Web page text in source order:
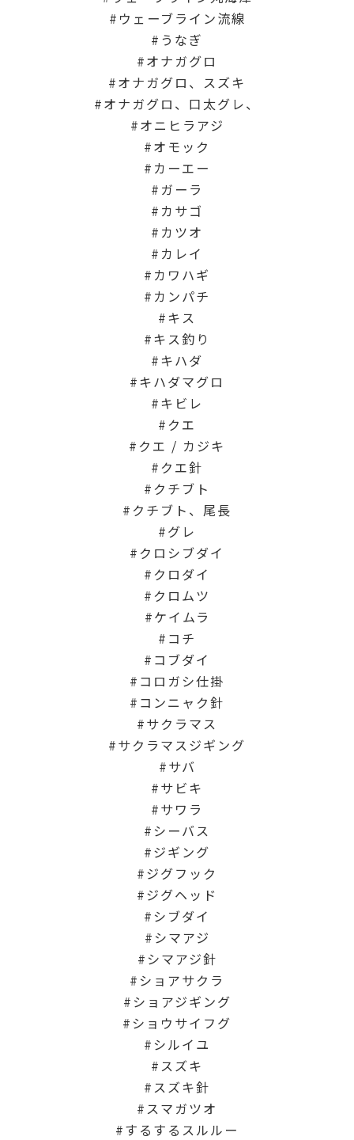
ウェーブライン流線
うなぎ
オナガグロ
オナガグロ、スズキ
オナガグロ、口太グレ、
オニヒラアジ
オモック
カーエー
ガーラ
カサゴ
カツオ
カレイ
カワハギ
カンパチ
キス
キス釣り
キハダ
キハダマグロ
キビレ
クエ
クエ / カジキ
クエ針
クチブト
クチブト、尾長
グレ
クロシブダイ
クロダイ
クロムツ
ケイムラ
コチ
コブダイ
コロガシ仕掛
コンニャク針
サクラマス
サクラマスジギング
サバ
サビキ
サワラ
シーバス
ジギング
ジグフック
ジグヘッド
シブダイ
シマアジ
シマアジ針
ショアサクラ
ショアジギング
ショウサイフグ
シルイユ
スズキ
スズキ針
スマガツオ
するするスルルー